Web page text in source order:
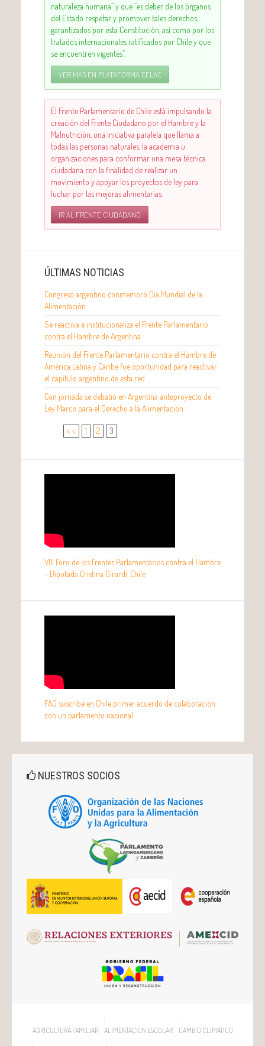
naturaleza humana” y que “es deber de los órganos
del Estado respetar y promover tales derechos,
garantizados por esta Constitución, así como por los
tratados internacionales ratificados por Chile y que
se encuentren vigentes”.
VER MÁS EN PLATAFORMA CELAC
El Frente Parlamentario de Chile está impulsando la
creación del Frente Ciudadano por el Hambre y la
Malnutrición, una iniciativa paralela que llama a
todas las personas naturales, la academia u
organizaciones para conformar una mesa técnica
ciudadana con la finalidad de realizar un
movimiento y apoyar los proyectos de ley para
luchar por las mejoras alimentarias.
IR AL FRENTE CIUDADANO
ÚLTIMAS NOTICIAS
Congreso argentino conmemoró Día Mundial de la
Alimentación
Se reactiva e institucionaliza el Frente Parlamentario
contra el Hambre de Argentina
Reunión del Frente Parlamentario contra el Hambre de
América Latina y Caribe fue oportunidad para reactivar
el capítulo argentino de esta red
Con jornada se debatió en Argentina anteproyecto de
Ley Marco para el Derecho a la Alimentación
< < 1 2 3
VIII Foro de los Frentes Parlamentarios contra el Hambre
– Diputada Cristina Girardi, Chile
FAO suscribe en Chile primer acuerdo de colaboración
con un parlamento nacional
NUESTROS SOCIOS
AGRICULTURA FAMILIAR ALIMENTACIÓN ESCOLAR CAMBIO CLIMÁTICO